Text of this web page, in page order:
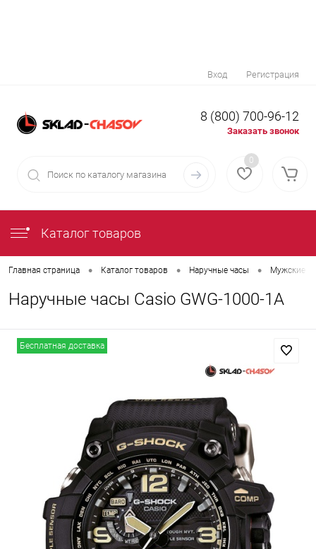
Вход Регистрация
8 (800) 700-96-12
Заказать звонок
0
Каталог товаров
Главная страница • Каталог товаров • Наручные часы • Мужские
Наручные часы Casio GWG-1000-1A
Бесплатная доставка